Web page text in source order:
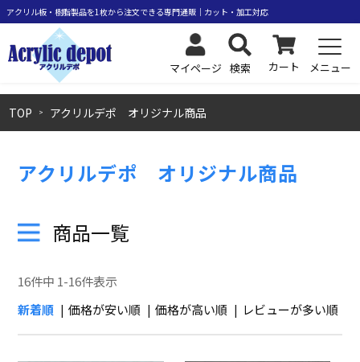
マイページ 検索 カート メニュー
TOP アクリルデポ オリジナル商品
アクリルデポ オリジナル商品
商品一覧
新着順 価格が安い順 価格が高い順 レビューが多い順
16件中 1-16件表示